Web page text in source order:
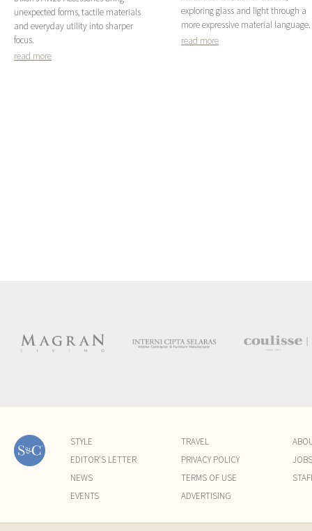
unexpected forms, tactile materials
and everyday utility into sharper
focus.
read more
exploring glass and light through a
more expressive material language.
read more
STYLE
EDITOR'S LETTER
NEWS
EVENTS
TRAVEL
PRIVACY POLICY
TERMS OF USE
ADVERTISING
JOBS